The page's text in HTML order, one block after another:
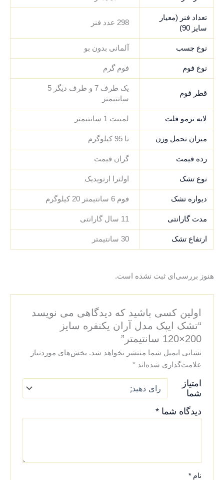
تعداد فنر (معیار
سایز 90)
298 عدد فنر
نوع چسب آلمانی بدون بو
نوع فوم فوم گرم
قطر فوم
یک طرف 7 و طرف دیگر 5
سانتیمتر
لایه ترمو فلت لمینت 1 سانتیمتر
میزان تحمل وزن تا 95 کیلوگرم
رده قیمت گران قیمت
نوع تشک اولترا ارتوپدیک
دیواره تشک فوم 6 سانتیمتر 20 کیلوگرم
مدت گارانتی 11 سال گارانتی
ارتفاع تشک 30 سانتیمتر
هنوز بررسی‌ای ثبت نشده است.
اولین کسی باشید که دیدگاهی می نویسد
“تشک ایپک مدل آران یکنفره سایز
200×120 سانتیمتر”
نشانی ایمیل شما منتشر نخواهد شد. بخش‌های موردنیاز
علامت‌گذاری شده‌اند*
امتیاز
شما
دیدگاه شما*
نام*